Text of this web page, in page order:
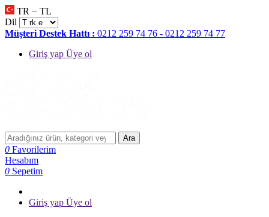
TR − TL
Dil
Müşteri Destek Hattı : 0212 259 74 76 - 0212 259 74 77
Giriş yap Üye ol
Ara
0 Favorilerim
Hesabım
0 Sepetim
Giriş yap Üye ol